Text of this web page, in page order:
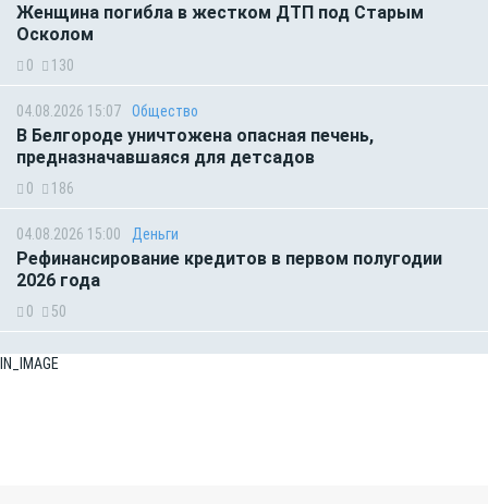
Женщина погибла в жестком ДТП под Старым
Осколом
0 130
04.08.2026 15:07 Общество
В Белгороде уничтожена опасная печень,
предназначавшаяся для детсадов
0 186
04.08.2026 15:00 Деньги
Рефинансирование кредитов в первом полугодии
2026 года
0 50
IN_IMAGE